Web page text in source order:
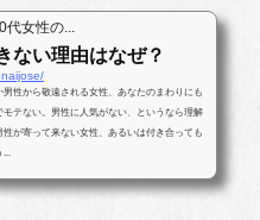
代女性の...
ない理由はなぜ？
性から敬遠される女性、あなたのまわりにも
テない。男性に人気がない、というなら理解
が寄って来ない女性、あるいは付き合っても
...